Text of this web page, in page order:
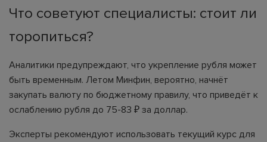
Что советуют специалисты: стоит ли
торопиться?
Аналитики предупреждают, что укрепление рубля может
быть временным. Летом Минфин, вероятно, начнёт
закупать валюту по бюджетному правилу, что приведёт к
ослаблению рубля до 75-83 ₽ за доллар.
Эксперты рекомендуют использовать текущий курс для